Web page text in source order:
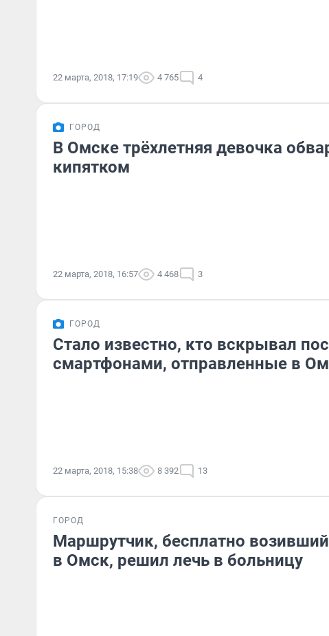
22 марта, 2018, 17:19 4 765 4
ГОРОД
В Омске трёхлетняя девочка
кипятком
22 марта, 2018, 16:57 4 468 3
ГОРОД
Стало известно, кто вскрывал
смартфонами, отправленные в
22 марта, 2018, 15:38 8 392 13
ГОРОД
Маршрутчик, бесплатно
в Омск, решил лечь в больницу